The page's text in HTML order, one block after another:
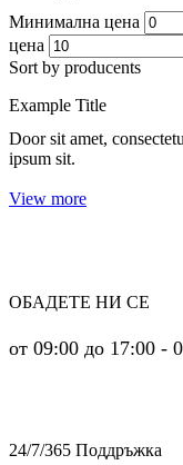
Минимална цена
цена
Sort by producents
Example Title
Door sit amet,
ipsum sit.
View more
ОБАДЕТЕ НИ СЕ
от 09:00 до 17:00 -
24/7/365 Поддръжка